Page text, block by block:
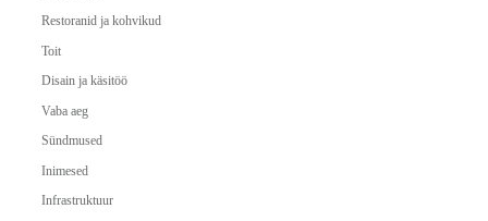
Restoranid ja kohvikud
Toit
Disain ja käsitöö
Vaba aeg
Sündmused
Inimesed
Infrastruktuur